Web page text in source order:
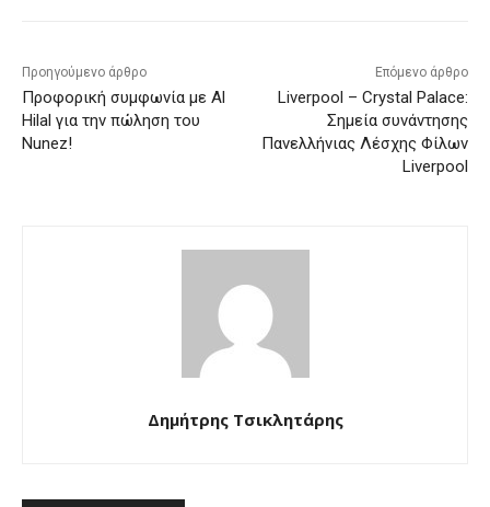
Προηγούμενο άρθρο
Προφορική συμφωνία με Al
Hilal για την πώληση του
Nunez!
Επόμενο άρθρο
Liverpool – Crystal Palace:
Σημεία συνάντησης
Πανελλήνιας Λέσχης Φίλων
Liverpool
Δημήτρης Τσικλητάρης